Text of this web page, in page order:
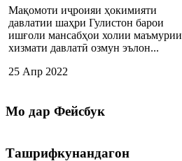
Мақомоти иҷроияи ҳокимияти
давлатии шаҳри Гулистон барои
ишғоли мансабҳои холии маъмурии
хизмати давлатӣ озмун эълон...
25 Апр 2022
Мо дар Фейсбук
Ташрифкунандагон